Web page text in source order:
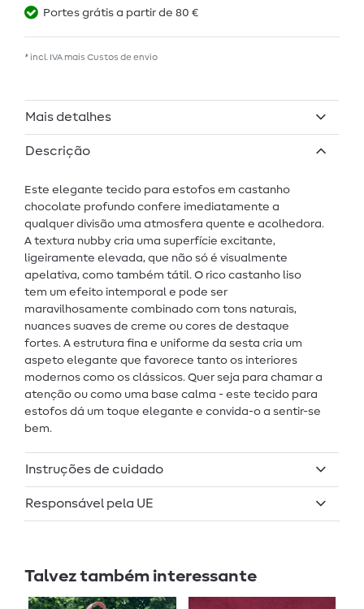
Portes grátis a partir de 80 €
* incl. IVA mais Custos de envio
Mais detalhes
Descrição
Este elegante tecido para estofos em castanho
chocolate profundo confere imediatamente a
qualquer divisão uma atmosfera quente e acolhedora.
A textura nubby cria uma superfície excitante,
ligeiramente elevada, que não só é visualmente
apelativa, como também tátil. O rico castanho liso
tem um efeito intemporal e pode ser
maravilhosamente combinado com tons naturais,
nuances suaves de creme ou cores de destaque
fortes. A estrutura fina e uniforme da sesta cria um
aspeto elegante que favorece tanto os interiores
modernos como os clássicos. Quer seja para chamar a
atenção ou como uma base calma - este tecido para
estofos dá um toque elegante e convida-o a sentir-se
bem.
Instruções de cuidado
Responsável pela UE
Talvez também interessante